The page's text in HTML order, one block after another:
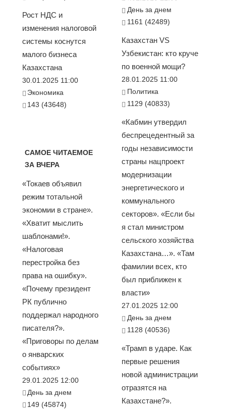
Рост НДС и
изменения налоговой
системы коснутся
малого бизнеса
Казахстана
30.01.2025 11:00
Экономика
143 (43648)
САМОЕ ЧИТАЕМОЕ
ЗА ВЧЕРА
«Токаев объявил
режим тотальной
экономии в стране».
«Хватит мыслить
шаблонами!».
«Налоговая
перестройка без
права на ошибку».
«Почему президент
РК публично
поддержал народного
писателя?».
«Приговоры по делам
о январских
событиях»
29.01.2025 12:00
День за днем
149 (45874)
День за днем
1161 (42489)
Казахстан VS
Узбекистан: кто круче
по военной мощи?
28.01.2025 11:00
Политика
1129 (40833)
«Кабмин утвердил
беспрецедентный за
годы независимости
страны нацпроект
модернизации
энергетического и
коммунального
секторов». «Если бы
я стал министром
сельского хозяйства
Казахстана…». «Там
фамилии всех, кто
был приближен к
власти»
27.01.2025 12:00
День за днем
1128 (40536)
«Трамп в ударе. Как
первые решения
новой администрации
отразятся на
Казахстане?».